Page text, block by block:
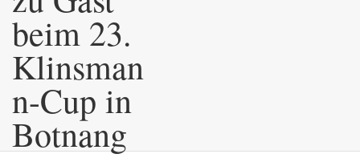
beim 23.
Klinsman
n-Cup in
Botnang